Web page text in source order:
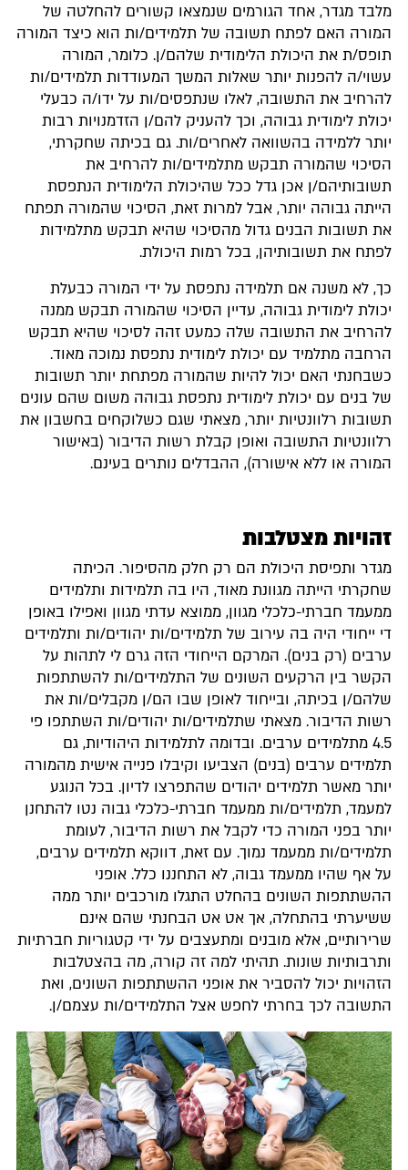
מלבד מגדר, אחד הגורמים שנמצאו קשורים להחלטה של
המורה האם לפתח תשובה של תלמידים/ות הוא כיצד המורה
תופס/ת את היכולת הלימודית שלהם/ן. כלומר, המורה
עשוי/ה להפנות יותר שאלות המשך המעודדות תלמידים/ות
להרחיב את התשובה, לאלו שנתפסים/ות על ידו/ה כבעלי
יכולת לימודית גבוהה, וכך להעניק להם/ן הזדמנויות רבות
יותר ללמידה בהשוואה לאחרים/ות. גם בכיתה שחקרתי,
הסיכוי שהמורה תבקש מתלמידים/ות להרחיב את
תשובותיהם/ן אכן גדל ככל שהיכולת הלימודית הנתפסת
הייתה גבוהה יותר, אבל למרות זאת, הסיכוי שהמורה תפתח
את תשובות הבנים גדול מהסיכוי שהיא תבקש מתלמידות
לפתח את תשובותיהן, בכל רמות היכולת.
כך, לא משנה אם תלמידה נתפסת על ידי המורה כבעלת
יכולת לימודית גבוהה, עדיין הסיכוי שהמורה תבקש ממנה
להרחיב את התשובה שלה כמעט זהה לסיכוי שהיא תבקש
הרחבה מתלמיד עם יכולת לימודית נתפסת נמוכה מאוד.
כשבחנתי האם יכול להיות שהמורה מפתחת יותר תשובות
של בנים עם יכולת לימודית נתפסת גבוהה משום שהם עונים
תשובות רלוונטיות יותר, מצאתי שגם כשלוקחים בחשבון את
רלוונטיות התשובה ואופן קבלת רשות הדיבור (באישור
המורה או ללא אישורה), ההבדלים נותרים בעינם.
זהויות מצטלבות
מגדר ותפיסת היכולת הם רק חלק מהסיפור. הכיתה
שחקרתי הייתה מגוונת מאוד, היו בה תלמידות ותלמידים
ממעמד חברתי-כלכלי מגוון, ממוצא עדתי מגוון ואפילו באופן
די ייחודי היה בה עירוב של תלמידים/ות יהודים/ות ותלמידים
ערבים (רק בנים). המרקם הייחודי הזה גרם לי לתהות על
הקשר בין הרקעים השונים של התלמידים/ות להשתתפות
שלהם/ן בכיתה, ובייחוד לאופן שבו הם/ן מקבלים/ות את
רשות הדיבור. מצאתי שתלמידים/ות יהודים/ות השתתפו פי
4.5 מתלמידים ערבים. ובדומה לתלמידות היהודיות, גם
תלמידים ערבים (בנים) הצביעו וקיבלו פנייה אישית מהמורה
יותר מאשר תלמידים יהודים שהתפרצו לדיון. בכל הנוגע
למעמד, תלמידים/ות ממעמד חברתי-כלכלי גבוה נטו להתחנן
יותר בפני המורה כדי לקבל את רשות הדיבור, לעומת
תלמידים/ות ממעמד נמוך. עם זאת, דווקא תלמידים ערבים,
על אף שהיו ממעמד גבוה, לא התחננו כלל. אופני
ההשתתפות השונים בהחלט התגלו מורכבים יותר ממה
ששיערתי בהתחלה, אך אט אט הבחנתי שהם אינם
שרירותיים, אלא מובנים ומתעצבים על ידי קטגוריות חברתיות
ותרבותיות שונות. תהיתי למה זה קורה, מה בהצטלבות
הזהויות יכול להסביר את אופני ההשתתפות השונים, ואת
התשובה לכך בחרתי לחפש אצל התלמידים/ות עצמם/ן.